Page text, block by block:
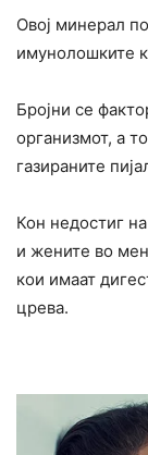
Овој минерал
имунолошките
Бројни се
организмот, а
газираните
Кон недостиг
и жените во
кои имаат
црева.